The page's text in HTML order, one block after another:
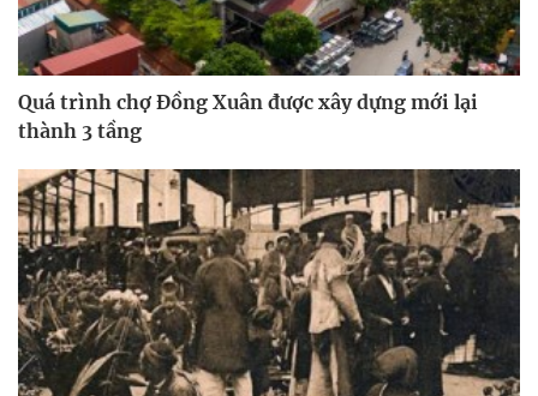
Quá trình chợ Đồng Xuân được xây dựng mới lại
thành 3 tầng